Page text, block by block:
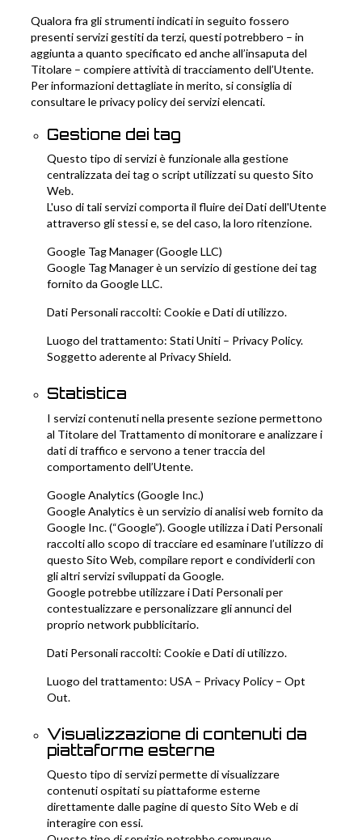
Qualora fra gli strumenti indicati in seguito fossero
presenti servizi gestiti da terzi, questi potrebbero – in
aggiunta a quanto specificato ed anche all’insaputa del
Titolare – compiere attività di tracciamento dell’Utente.
Per informazioni dettagliate in merito, si consiglia di
consultare le privacy policy dei servizi elencati.
Gestione dei tag
Questo tipo di servizi è funzionale alla gestione
centralizzata dei tag o script utilizzati su questo Sito
Web.
L'uso di tali servizi comporta il fluire dei Dati dell'Utente
attraverso gli stessi e, se del caso, la loro ritenzione.
Google Tag Manager (Google LLC)
Google Tag Manager è un servizio di gestione dei tag
fornito da Google LLC.
Dati Personali raccolti: Cookie e Dati di utilizzo.
Luogo del trattamento: Stati Uniti – Privacy Policy.
Soggetto aderente al Privacy Shield.
Statistica
I servizi contenuti nella presente sezione permettono
al Titolare del Trattamento di monitorare e analizzare i
dati di traffico e servono a tener traccia del
comportamento dell’Utente.
Google Analytics (Google Inc.)
Google Analytics è un servizio di analisi web fornito da
Google Inc. (“Google”). Google utilizza i Dati Personali
raccolti allo scopo di tracciare ed esaminare l’utilizzo di
questo Sito Web, compilare report e condividerli con
gli altri servizi sviluppati da Google.
Google potrebbe utilizzare i Dati Personali per
contestualizzare e personalizzare gli annunci del
proprio network pubblicitario.
Dati Personali raccolti: Cookie e Dati di utilizzo.
Luogo del trattamento: USA – Privacy Policy –Opt
Out.
Visualizzazione di contenuti da
piattaforme esterne
Questo tipo di servizi permette di visualizzare
contenuti ospitati su piattaforme esterne
direttamente dalle pagine di questo Sito Web e di
interagire con essi.